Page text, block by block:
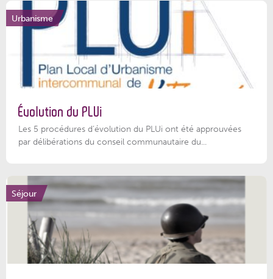
Urbanisme
Évolution du PLUi
Les 5 procédures d’évolution du PLUi ont été approuvées
par délibérations du conseil communautaire du...
Séjour